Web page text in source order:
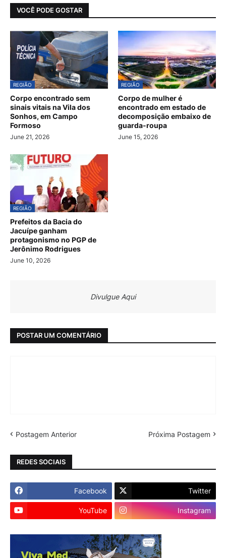
VOCÊ PODE GOSTAR
REGIÃO
Corpo encontrado sem
sinais vitais na Vila dos
Sonhos, em Campo
Formoso
June 21, 2026
REGIÃO
Corpo de mulher é
encontrado em estado de
decomposição embaixo de
guarda-roupa
June 15, 2026
REGIÃO
Prefeitos da Bacia do
Jacuípe ganham
protagonismo no PGP de
Jerônimo Rodrigues
June 10, 2026
Divulgue Aqui
POSTAR UM COMENTÁRIO
Postagem Anterior Próxima Postagem
REDES SOCIAIS
Facebook Twitter
YouTube Instagram